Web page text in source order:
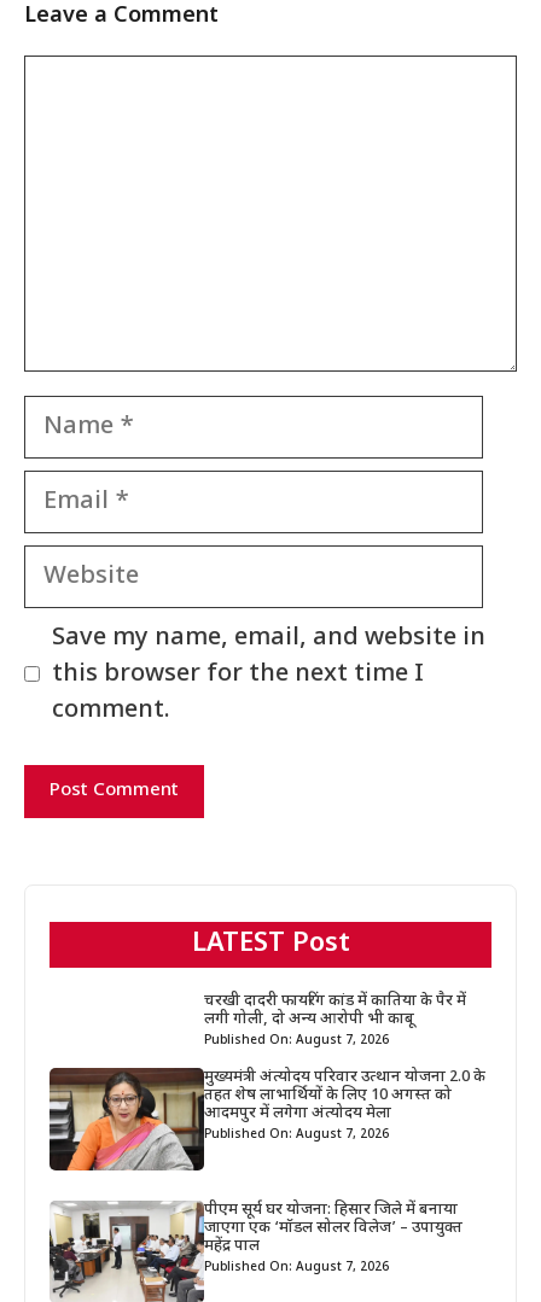
Leave a Comment
Name
Email
Website
Save my name, email, and website in
this browser for the next time I
comment.
LATEST Post
चरखी दादरी फायरिंग कांड में कातिया के पैर में
लगी गोली, दो अन्य आरोपी भी काबू
Published On: August 7, 2026
मुख्यमंत्री अंत्योदय परिवार उत्थान योजना 2.0 के
तहत शेष लाभार्थियों के लिए 10 अगस्त को
आदमपुर में लगेगा अंत्योदय मेला
Published On: August 7, 2026
पीएम सूर्य घर योजना: हिसार जिले में बनाया
जाएगा एक ‘मॉडल सोलर विलेज’ – उपायुक्त
महेंद्र पाल
Published On: August 7, 2026